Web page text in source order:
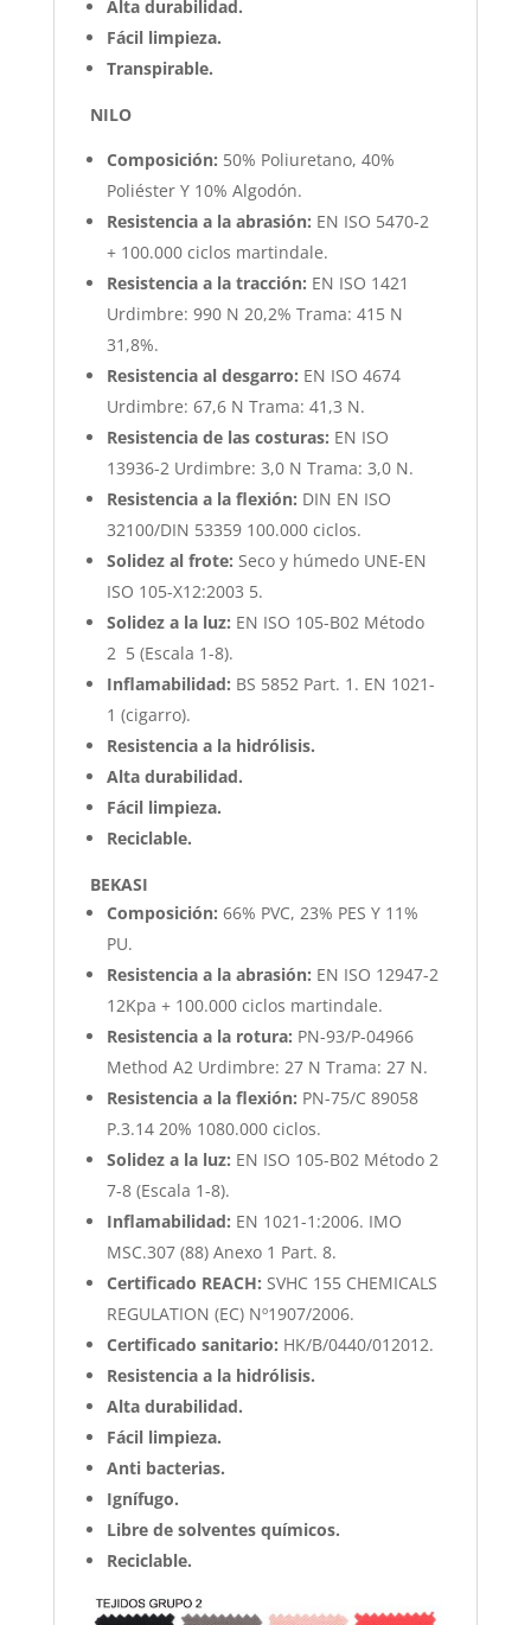
Alta durabilidad.
Fácil limpieza.
Transpirable.
NILO
Composición: 50% Poliuretano, 40%
Poliéster Y 10% Algodón.
Resistencia a la abrasión: EN ISO 5470-2
+ 100.000 ciclos martindale.
Resistencia a la tracción: EN ISO 1421
Urdimbre: 990 N 20,2% Trama: 415 N
31,8%.
Resistencia al desgarro: EN ISO 4674
Urdimbre: 67,6 N Trama: 41,3 N.
Resistencia de las costuras: EN ISO
13936-2 Urdimbre: 3,0 N Trama: 3,0 N.
Resistencia a la flexión: DIN EN ISO
32100/DIN 53359 100.000 ciclos.
Solidez al frote: Seco y húmedo UNE-EN
ISO 105-X12:2003 5.
Solidez a la luz: EN ISO 105-B02 Método
2 5 (Escala 1-8).
Inflamabilidad: BS 5852 Part. 1. EN 1021-
1 (cigarro).
Resistencia a la hidrólisis.
Alta durabilidad.
Fácil limpieza.
Reciclable.
BEKASI
Composición: 66% PVC, 23% PES Y 11%
PU.
Resistencia a la abrasión: EN ISO 12947-2
12Kpa + 100.000 ciclos martindale.
Resistencia a la rotura: PN-93/P-04966
Method A2 Urdimbre: 27 N Trama: 27 N.
Resistencia a la flexión: PN-75/C 89058
P.3.14 20% 1080.000 ciclos.
Solidez a la luz: EN ISO 105-B02 Método 2
7-8 (Escala 1-8).
Inflamabilidad: EN 1021-1:2006. IMO
MSC.307 (88) Anexo 1 Part. 8.
Certificado REACH: SVHC 155 CHEMICALS
REGULATION (EC) Nº1907/2006.
Certificado sanitario: HK/B/0440/012012.
Resistencia a la hidrólisis.
Alta durabilidad.
Fácil limpieza.
Anti bacterias.
Ignífugo.
Libre de solventes químicos.
Reciclable.